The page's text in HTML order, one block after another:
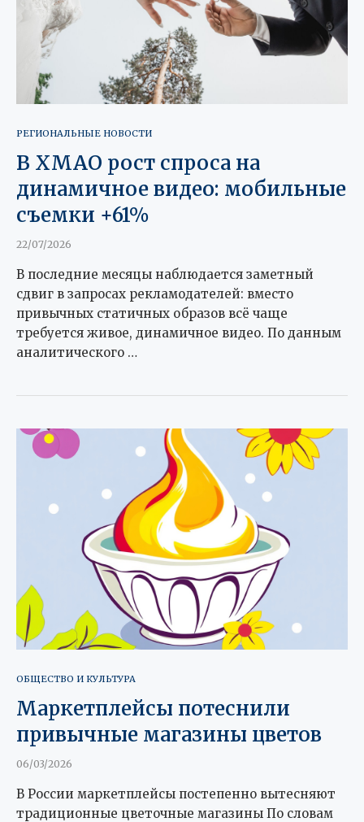
РЕГИОНАЛЬНЫЕ НОВОСТИ
В ХМАО рост спроса на
динамичное видео: мобильные
съемки +61%
22/07/2026
В последние месяцы наблюдается заметный
сдвиг в запросах рекламодателей: вместо
привычных статичных образов всё чаще
требуется живое, динамичное видео. По данным
аналитического …
ОБЩЕСТВО И КУЛЬТУРА
Маркетплейсы потеснили
привычные магазины цветов
06/03/2026
В России маркетплейсы постепенно вытесняют
традиционные цветочные магазины По словам